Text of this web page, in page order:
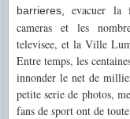
barrieres,evacuer la
cameras et les
televisee, et la Ville
Entre temps, les
innonder le net de
petite serie de photos,
fans de sport ont de